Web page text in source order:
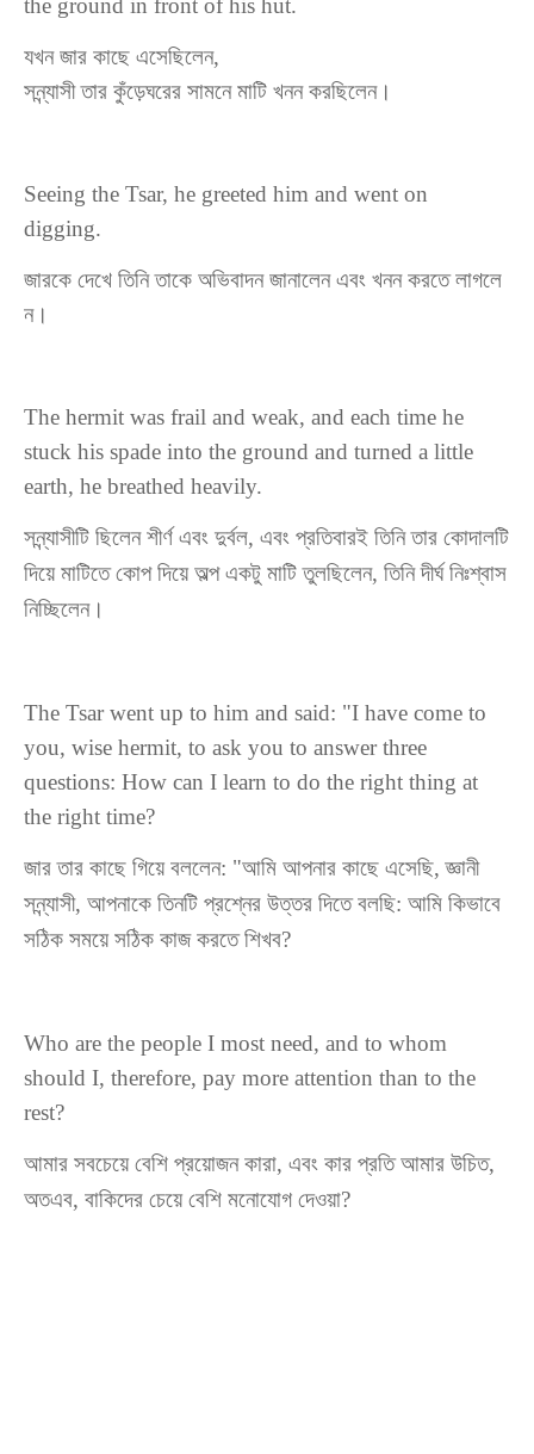
the ground in front of his hut.
যখন জার কাছে এসেছিলেন,
সন্ন্যাসী তার কুঁড়েঘরের সামনে মাটি খনন করছিলেন।
Seeing the Tsar, he greeted him and went on
digging.
জারকে দেখে তিনি তাকে অভিবাদন জানালেন এবং খনন করতে লাগলে
ন।
The hermit was frail and weak, and each time he
stuck his spade into the ground and turned a little
earth, he breathed heavily.
সন্ন্যাসীটি ছিলেন শীর্ণ এবং দুর্বল, এবং প্রতিবারই তিনি তার কোদালটি
দিয়ে মাটিতে কোপ দিয়ে অল্প একটু মাটি তুলছিলেন, তিনি দীর্ঘ নিঃশ্বাস
নিচ্ছিলেন।
The Tsar went up to him and said: "I have come to
you, wise hermit, to ask you to answer three
questions: How can I learn to do the right thing at
the right time?
জার তার কাছে গিয়ে বললেন: "আমি আপনার কাছে এসেছি, জ্ঞানী
সন্ন্যাসী, আপনাকে তিনটি প্রশ্নের উত্তর দিতে বলছি: আমি কিভাবে
সঠিক সময়ে সঠিক কাজ করতে শিখব?
Who are the people I most need, and to whom
should I, therefore, pay more attention than to the
rest?
আমার সবচেয়ে বেশি প্রয়োজন কারা, এবং কার প্রতি আমার উচিত,
অতএব, বাকিদের চেয়ে বেশি মনোযোগ দেওয়া?